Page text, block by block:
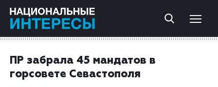
ПР забрала 45 мандатов в
горсовете Севастополя